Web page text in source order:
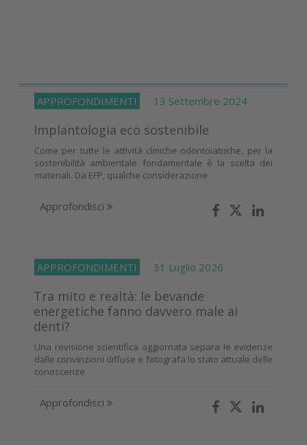
APPROFONDIMENTI 13 Settembre 2024
Implantologia eco sostenibile
Come per tutte le attività cliniche odontoiatriche, per la
sostenibilità ambientale fondamentale è la scelta dei
materiali. Da EFP, qualche considerazione
Approfondisci
APPROFONDIMENTI 31 Luglio 2026
Tra mito e realtà: le bevande
energetiche fanno davvero male ai
denti?
Una revisione scientifica aggiornata separa le evidenze
dalle convinzioni diffuse e fotografa lo stato attuale delle
conoscenze
Approfondisci